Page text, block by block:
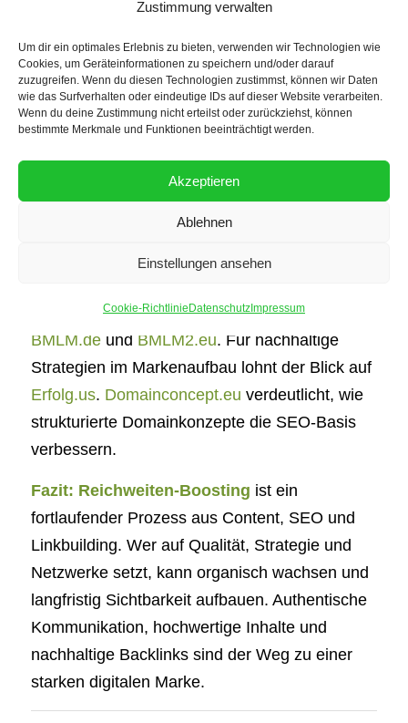
Zustimmung verwalten
Um dir ein optimales Erlebnis zu bieten, verwenden wir Technologien wie
Cookies, um Geräteinformationen zu speichern und/oder darauf
zuzugreifen. Wenn du diesen Technologien zustimmst, können wir Daten
wie das Surfverhalten oder eindeutige IDs auf dieser Website verarbeiten.
Wenn du deine Zustimmung nicht erteilst oder zurückziehst, können
bestimmte Merkmale und Funktionen beeinträchtigt werden.
Akzeptieren
Ablehnen
Einstellungen ansehen
Cookie-Richtlinie Datenschutz Impressum
Best Practices und erfolgreiche
Strategien
Praxisbeispiele zeigen, wie gezielte Strategien
technische Struktur und Domainplanung
Reichweite fördern. Nachhaltige Business-
Konzepte werden aufSanusan.com
beschrieben. KI-gestützte Systeme zur SEO-
vor. Automatisiertes Netzwerkmarketing zeigen
BMLM.deund BMLM2.eu. Für nachhaltige
Strategien im Markenaufbau lohnt der Blick auf
Erfolg.us. Domainconcept.eu verdeutlicht, wie
strukturierte Domainkonzepte die SEO-Basis
verbessern.
Fazit: Reichweiten-Boosting ist ein
fortlaufender Prozess aus Content, SEO und
Linkbuilding. Wer auf Qualität, Strategie und
Netzwerke setzt, kann organisch wachsen und
langfristig Sichtbarkeit aufbauen. Authentische
Kommunikation, hochwertige Inhalte und
nachhaltige Backlinks sind der Weg zu einer
starken digitalen Marke.